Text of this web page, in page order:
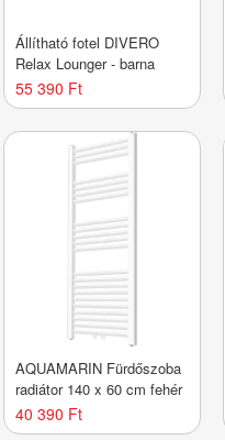
Állítható fotel DIVERO
Relax Lounger - barna
55 390 Ft
AQUAMARIN Fürdőszoba
radiátor 140 x 60 cm fehér
40 390 Ft